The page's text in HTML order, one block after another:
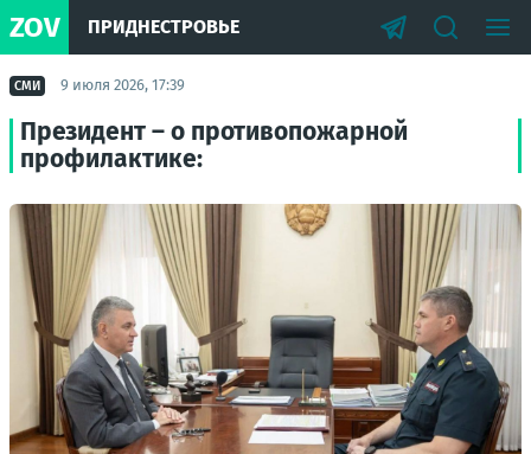
ZOV ПРИДНЕСТРОВЬЕ
СМИ 9 июля 2026, 17:39
Президент – о противопожарной
профилактике: